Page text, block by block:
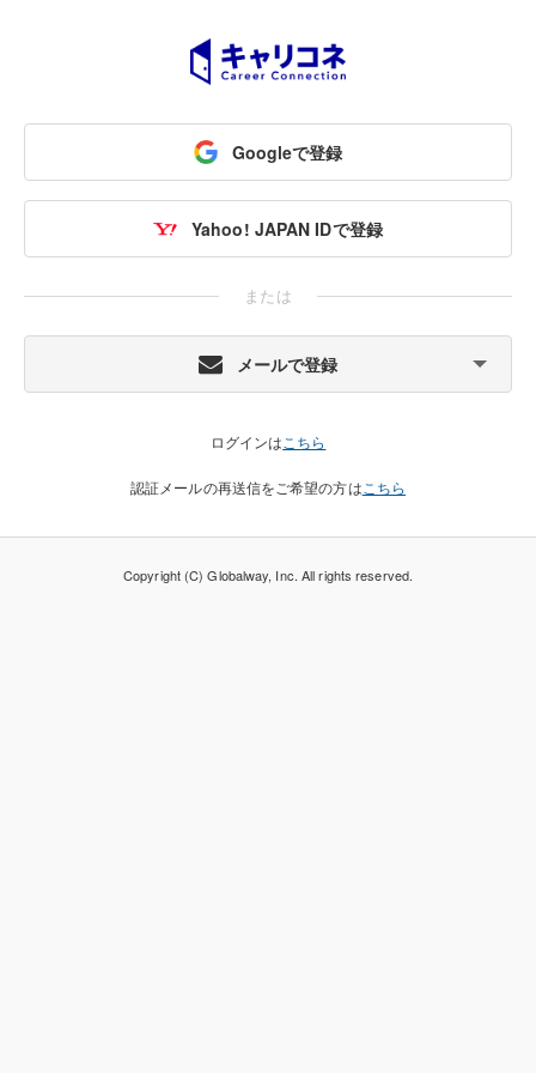
Googleで登録
Yahoo! JAPAN IDで登録
または
メールで登録
ログインは こちら
認証メールの再送信をご希望の方は こちら
Copyright (C) Globalway, Inc. All rights reserved.